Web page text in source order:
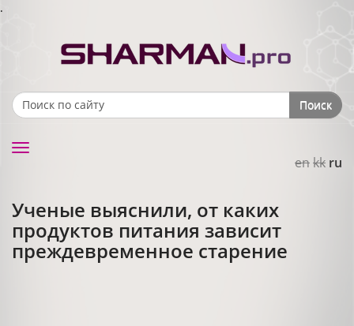
.
Search form Поиск
enkk ru
Toggle
Ученые выяснили, от каких
продуктов питания зависит
преждевременное старение